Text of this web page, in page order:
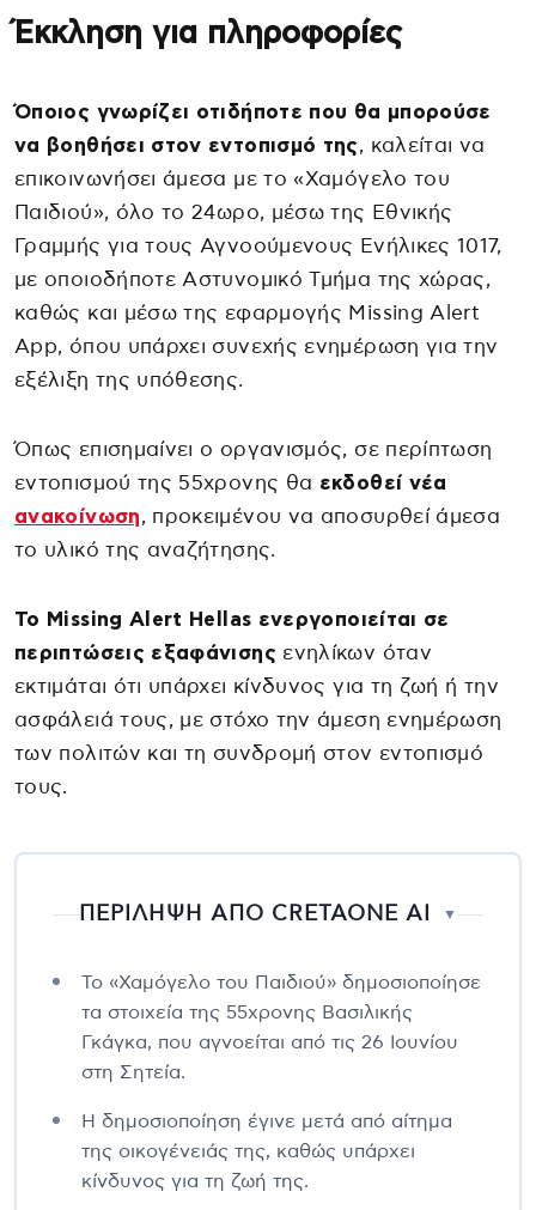
Έκκληση για πληροφορίες
Όποιος γνωρίζει οτιδήποτε που θα μπορούσε
να βοηθήσει στον εντοπισμό της, καλείται να
επικοινωνήσει άμεσα με το «Χαμόγελο του
Παιδιού», όλο το 24ωρο, μέσω της Εθνικής
Γραμμής για τους Αγνοούμενους Ενήλικες 1017,
με οποιοδήποτε Αστυνομικό Τμήμα της χώρας,
καθώς και μέσω της εφαρμογής Missing Alert
App, όπου υπάρχει συνεχής ενημέρωση για την
εξέλιξη της υπόθεσης.
Όπως επισημαίνει ο οργανισμός, σε περίπτωση
εντοπισμού της 55χρονης θα εκδοθεί νέα
ανακοίνωση, προκειμένου να αποσυρθεί άμεσα
το υλικό της αναζήτησης.
Το Missing Alert Hellas ενεργοποιείται σε
περιπτώσεις εξαφάνισηςενηλίκων όταν
εκτιμάται ότι υπάρχει κίνδυνος για τη ζωή ή την
ασφάλειά τους, με στόχο την άμεση ενημέρωση
των πολιτών και τη συνδρομή στον εντοπισμό
τους.
ΠΕΡΙΛΗΨΗ ΑΠΟ CRETAONE AI ▼
Το «Χαμόγελο του Παιδιού» δημοσιοποίησε
τα στοιχεία της 55χρονης Βασιλικής
Γκάγκα, που αγνοείται από τις 26 Ιουνίου
στη Σητεία.
Η δημοσιοποίηση έγινε μετά από αίτημα
της οικογένειάς της, καθώς υπάρχει
κίνδυνος για τη ζωή της.